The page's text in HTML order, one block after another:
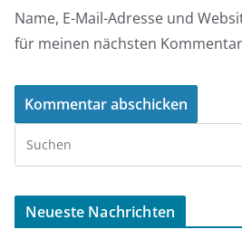
Name, E-Mail-Adresse und
für meinen nächsten
Neueste Nachrichten